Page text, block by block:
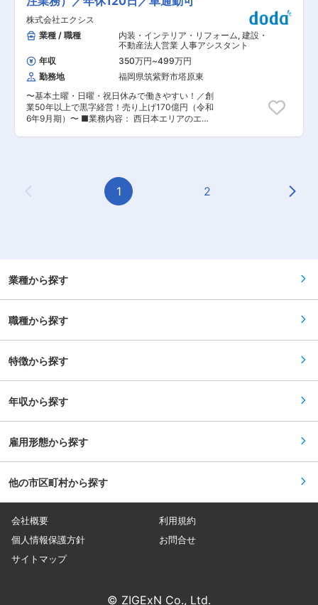
台所しろ屋、宮崎の台所あかね屋、大分の台所み
どり屋 等 ◎風通しのよい社風 業態メニュー変更
に伴う各店舗担当者の会議参加や意見交流、1年
に1度全社員が集まり開催される大新年会など、
現場と本部がうまく連携に向けた会議やイベント
を設けています。 ◎他社との差別化： ＜完全個室
居酒屋＞宴会に適した100名規模の部屋など、お
部屋がカスタマイズ可能。目的にあわせたお部屋
が用意できるためお客様にも喜んでいただき、リ
ピーターも多いです。 ＜多角事業を展開＞スイー
ツ業界の参入やフランチャイズ化にも取り組んで
エリアマネージャー企画の新店舗オープンも控え
務詳細： 具体的には、下記のような、省力化設備
等の製作における一連の業務をお任せします（入
社当初は、経験に応じた業務をアサインしま
す）。 ・画像処理アルゴリズムの開発・実装（そ
れに向けた検証作業含む） ・納品・客先工場内で
の現地調整作業 ・各機器メーカーからの機器類の
手配 ※その他機械設計メンバーと連携しながら、
受注活動や見積、納入後サポートなども業務に含
まれます。 ■業務の特徴／魅力： ・HDevelopを
使ったHalconシステムの開発あるいは各種メーカ
ー品の納入を行う業務となります。（取扱メーカ
ー：デクシス、キーエンス、オムロン、パナソニ
構成： 画像処理チームは現在4名が活躍しており
ます。20代〜30代の若手エンジニア（いずれも
中途入社者）が活躍しており、チャレンジ精神あ
製造以外にも、「モノづくり」に関わる様々な分
客様の要望に応えた総合的なモノづくりを展開し
株式会社エクシス
業種 / 職種
内装・インテリア・リフォーム, 建設・
不動産法人営業 人事アシスタント
年収
350万円~499万円
勤務地
福岡県筑紫野市塔原東
〜基本土曜・日曜・祝日休みで働きやすい！／創
業50年以上で黒字経営！売り上げ170億円（令和
6年9月期）〜 ■業務内容： 西日本エリアのエク
応、受発注、伝票処理など事務業務、各種問い合
わせ対応の業務を主に担当いただきます。 対応す
るお客様は既存顧客や定例取引先がほとんどです
す。 ■入社後の研修・教育制度について： 年2回
の全社員集合研修、外部から専任講師を招いての
営業研修、フォローアップ研修等、テーマ別教育
的には職種転換も可能です。 ■当社について：
ト、物置、石材等を扱う専門商社。岡山以西では
売り上げNo.1の実績を誇っています。 国内有名
メーカーの商品を取り扱いながら、オリジナル商
り組んでいます。 ・エクステリアの仕事は、街並
することで、幸せづくりに貢献できる、働きが
い・やりがいのある仕事です。
Previous Page
1 2
業種から探す
職種から探す
特徴から探す
年収から探す
雇用形態から探す
他の市区町村から探す
会社概要
利用規約
個人情報保護方針
お問合せ
サイトマップ
© ZIGExN Co., Ltd.